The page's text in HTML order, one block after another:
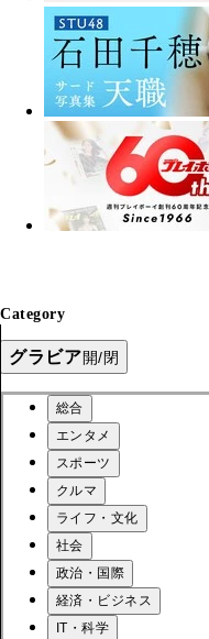
Category
グラビア開/閉
総合
エンタメ
スポーツ
クルマ
ライフ・文化
社会
政治・国際
経済・ビジネス
IT・科学